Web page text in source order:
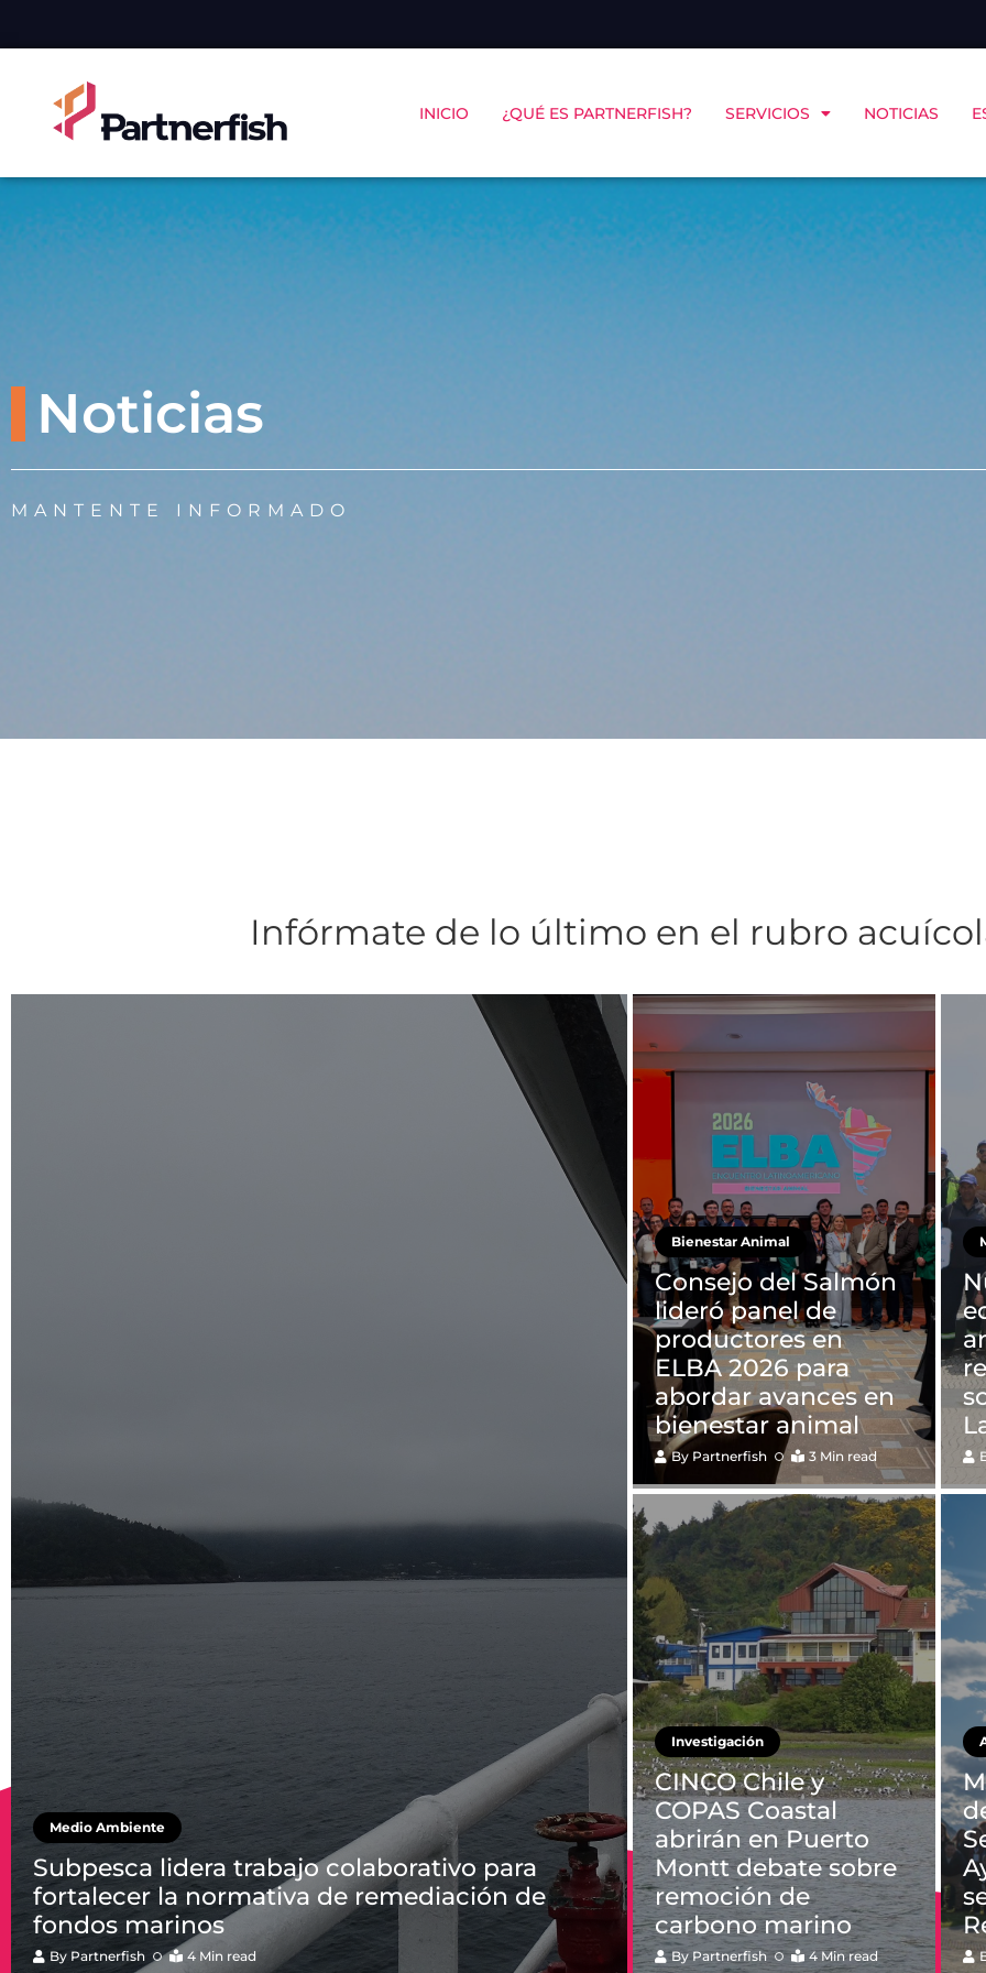
INICIO ¿QUÉ ES PARTNERFISH? SERVICIOS NOTICIAS
Noticias
MANTENTE INFORMADO
Infórmate de lo último en el rubro
Medio Ambiente
Subpesca lidera trabajo colaborativo para
fortalecer la normativa de remediación de
fondos marinos
By Partnerfish 4 Min read
Bienestar Animal
Consejo del Salmón
lideró panel de
productores en
ELBA 2026 para
abordar avances en
bienestar animal
By Partnerfish 3 Min read
Investigación
CINCO Chile y
COPAS Coastal
abrirán en Puerto
Montt debate sobre
remoción de
carbono marino
ByPartnerfish 4 Min read